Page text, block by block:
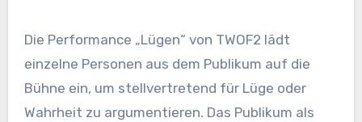
Die Performance „Lügen“ von TWOF2 lädt
einzelne Personen aus dem Publikum auf die
Bühne ein, um stellvertretend für Lüge oder
Wahrheit zu argumentieren. Das Publikum als